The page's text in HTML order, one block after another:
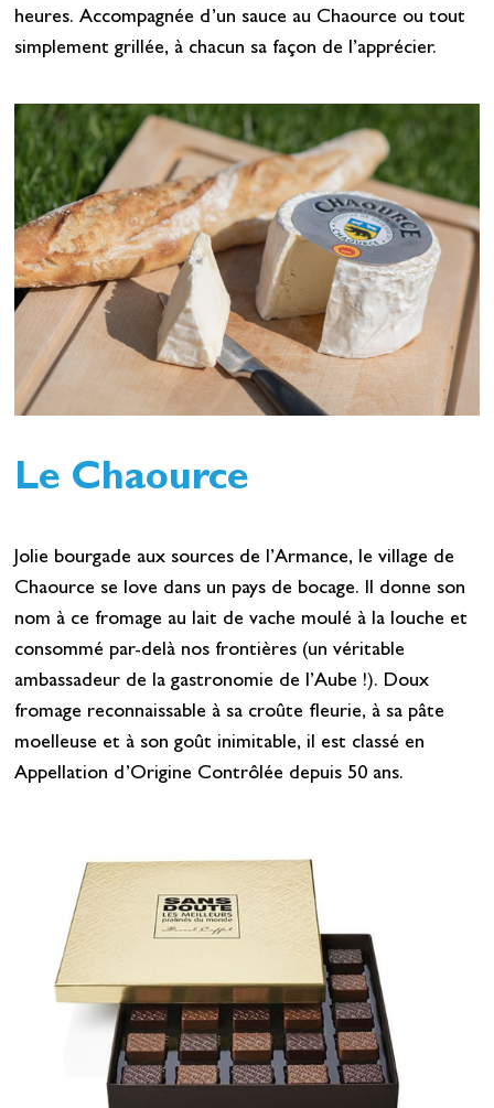
heures. Accompagnée d’un sauce au Chaource ou tout
simplement grillée, à chacun sa façon de l’apprécier.
Le Chaource
Jolie bourgade aux sources de l’Armance, le village de
Chaource se love dans un pays de bocage. Il donne son
nom à ce fromage au lait de vache moulé à la louche et
consommé par-delà nos frontières (un véritable
ambassadeur de la gastronomie de l’Aube !). Doux
fromage reconnaissable à sa croûte fleurie, à sa pâte
moelleuse et à son goût inimitable, il est classé en
Appellation d’Origine Contrôlée depuis 50 ans.